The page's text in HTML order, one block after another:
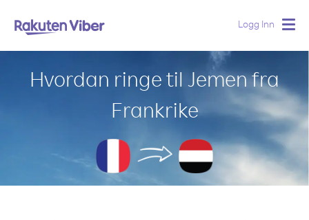
Logg Inn
Hvordan ringe til Jemen fra
Frankrike